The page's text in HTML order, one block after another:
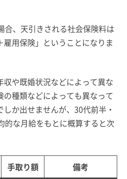
合、天引きされる社会保険料は
雇用保険」ということになりま
や既婚状況などによって異な
の種類などによっても異なって
か出せませんが、30代前半・
的な月給をもとに概算すると次
手取り額
備考